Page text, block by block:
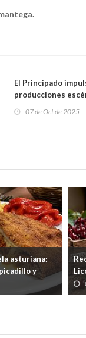
El Principado
producciones
una inversión de
07 de Oct de 2025
asturiana:
y
y quedar en